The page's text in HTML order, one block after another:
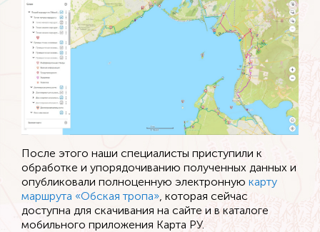
После этого наши специалисты приступили к
обработке и упорядочиванию полученных данных и
опубликовали полноценную электронную карту
маршрута «Обская тропа» , которая сейчас
доступна для скачивания на сайте и в каталоге
мобильного приложения Карта РУ.